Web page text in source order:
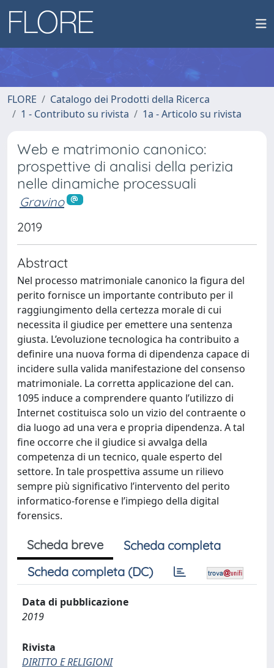
FLORE
Catalogo dei Prodotti della Ricerca
1 - Contributo su rivista
1a - Articolo su rivista
Web e matrimonio canonico:
prospettive di analisi della perizia
nelle dinamiche processuali
Gravino
2019
Abstract
Nel processo matrimoniale canonico la figura del
perito fornisce un importante contributo per il
raggiungimento della certezza morale di cui
necessita il giudice per emettere una sentenza
giusta. L’evoluzione tecnologica ha contribuito a
definire una nuova forma di dipendenza capace di
incidere sulla valida manifestazione del consenso
matrimoniale. La corretta applicazione del can.
1095 induce a comprendere quanto l’utilizzo di
Internet costituisca solo un vizio del contraente o
dia luogo ad una vera e propria dipendenza. A tal
fine occorre che il giudice si avvalga della
competenza di un tecnico, quale esperto del
settore. In tale prospettiva assume un rilievo
sempre più significativo l’intervento del perito
informatico-forense e l’impiego della digital
forensics.
Scheda breve
Scheda completa
Scheda completa (DC)
Data di pubblicazione
2019
Rivista
DIRITTO E RELIGIONI